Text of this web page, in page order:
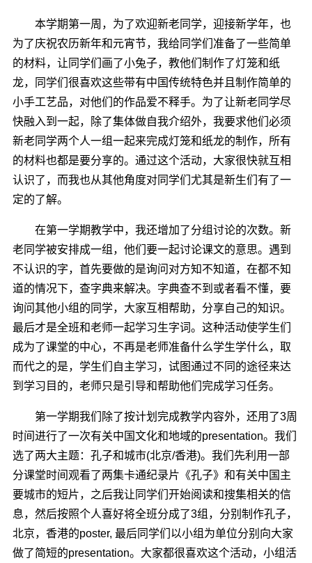
本学期第一周，为了欢迎新老同学，迎接新学年，也
为了庆祝农历新年和元宵节，我给同学们准备了一些简单
的材料，让同学们画了小兔子，教他们制作了灯笼和纸
龙，同学们很喜欢这些带有中国传统特色并且制作简单的
小手工艺品，对他们的作品爱不释手。为了让新老同学尽
快融入到一起，除了集体做自我介绍外，我要求他们必须
新老同学两个人一组一起来完成灯笼和纸龙的制作，所有
的材料也都是要分享的。通过这个活动，大家很快就互相
认识了，而我也从其他角度对同学们尤其是新生们有了一
定的了解。
在第一学期教学中，我还增加了分组讨论的次数。新
老同学被安排成一组，他们要一起讨论课文的意思。遇到
不认识的字，首先要做的是询问对方知不知道，在都不知
道的情况下，查字典来解决。字典查不到或者看不懂，要
询问其他小组的同学，大家互相帮助，分享自己的知识。
最后才是全班和老师一起学习生字词。这种活动使学生们
成为了课堂的中心，不再是老师准备什么学生学什么，取
而代之的是，学生们自主学习，试图通过不同的途径来达
到学习目的，老师只是引导和帮助他们完成学习任务。
第一学期我们除了按计划完成教学内容外，还用了3周
时间进行了一次有关中国文化和地域的presentation。我们
选了两大主题：孔子和城市(北京/香港)。我们先利用一部
分课堂时间观看了两集卡通纪录片《孔子》和有关中国主
要城市的短片，之后我让同学们开始阅读和搜集相关的信
息，然后按照个人喜好将全班分成了3组，分别制作孔子，
北京，香港的poster, 最后同学们以小组为单位分别向大家
做了简短的presentation。大家都很喜欢这个活动，小组活